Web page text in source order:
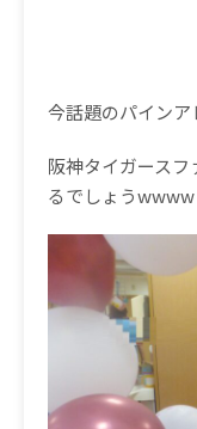
今話題のパイン
阪神タイガース
るでしょうwwww